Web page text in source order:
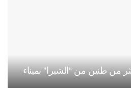
من طنين من “الشيرا” بميناء